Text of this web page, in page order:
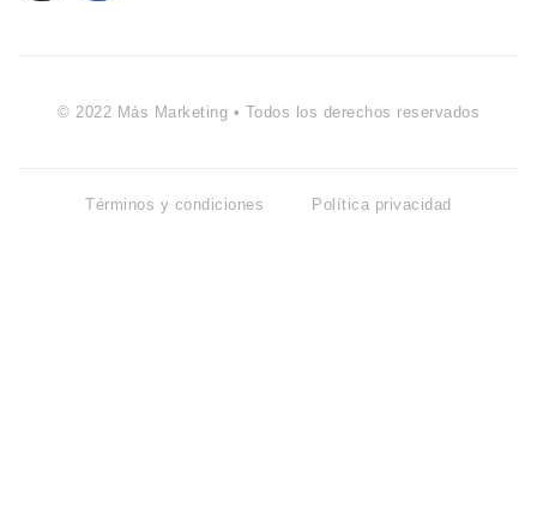
© 2022 Más Marketing • Todos los derechos reservados
Términos y condiciones Política privacidad